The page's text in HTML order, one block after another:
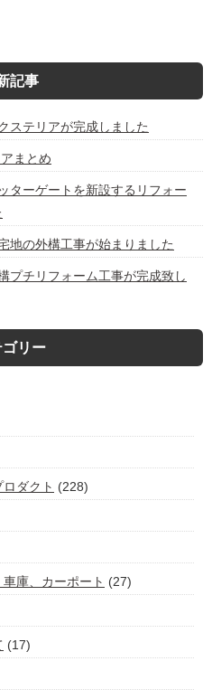
記事
ステリアが完成しました
まとめ
ターゲートを新設するリフォー
地の外構工事が始まりました
プチリフォーム工事が完成致し
ゴリー
ダクト (228)
庫、カーポート (27)
(17)